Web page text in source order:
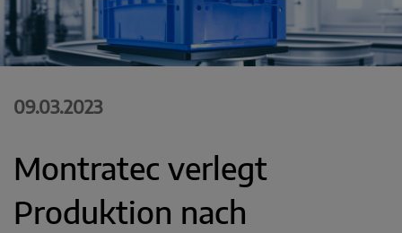
09.03.2023
Montratec verlegt
Produktion nach